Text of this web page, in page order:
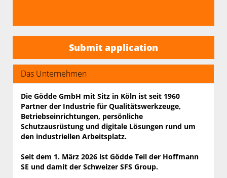
Submit application
Das Unternehmen
Die Gödde GmbH mit Sitz in Köln ist seit 1960
Partner der Industrie für Qualitäts­werkzeuge,
Betriebs­einrichtungen, persönliche
Schutzausrüstung und digitale Lösungen rund um
den industriellen Arbeits­platz.
Seit dem 1. März 2026 ist Gödde Teil der Hoffmann
SE und damit der Schweizer SFS Group.